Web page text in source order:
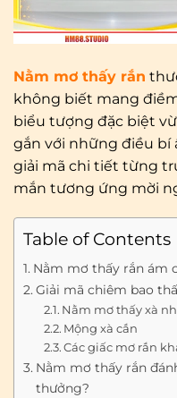
Nằm mơ thấy rắn
không biết mang
biểu tượng đặc biệt
gắn với những điều bí
giải mã chi tiết từng
mắn tương ứng mời
Table of Contents
Nằm mơ thấy rắn ám
Giải mã chiêm bao
Nằm mơ thấy xà
Mộng xà cắn
Các giấc mơ rắn
Nằm mơ thấy rắn
thưởng?